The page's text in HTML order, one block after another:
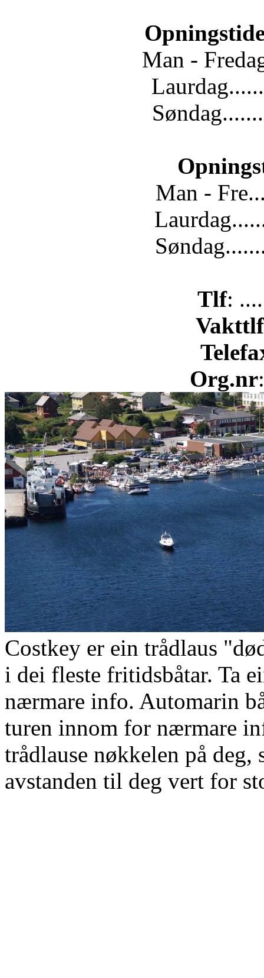
Man -
Man -
Tlf:
Vakttlf
Org.nr
Costkey er ein trådlaus
i dei fleste fritidsbåtar. Ta
nærmare info. Automarin
turen innom for nærmare
trådlause nøkkelen på
avstanden til deg vert for